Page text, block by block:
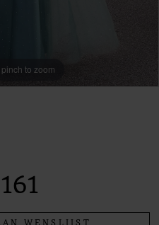
to zoom
WENSLIJST